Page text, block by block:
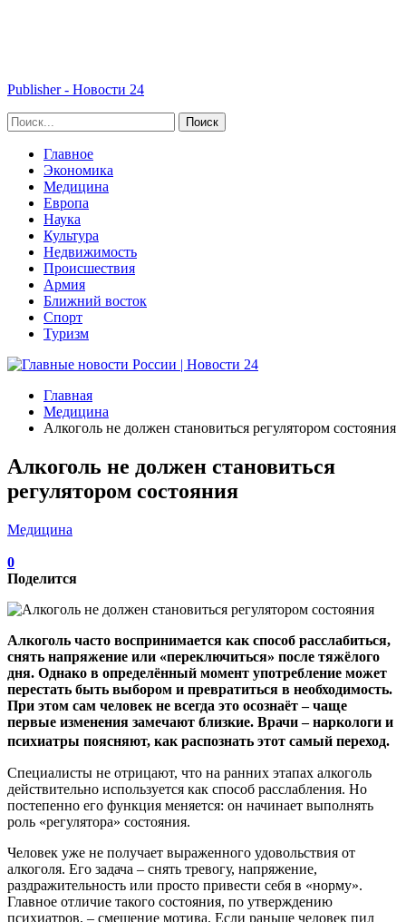
Publisher - Новости 24
Главное
Экономика
Медицина
Европа
Наука
Культура
Недвижимость
Происшествия
Армия
Ближний восток
Спорт
Туризм
Главная
Медицина
Алкоголь не должен становиться регулятором состояния
Алкоголь не должен становиться
регулятором состояния
Медицина
0
Поделится
Алкоголь часто воспринимается как способ расслабиться,
снять напряжение или «переключиться» после тяжёлого
дня. Однако в определённый момент употребление может
перестать быть выбором и превратиться в необходимость.
При этом сам человек не всегда это осознаёт – чаще
первые изменения замечают близкие. Врачи – наркологи и
психиатры поясняют, как распознать этот самый переход.
Специалисты не отрицают, что на ранних этапах алкоголь
действительно используется как способ расслабления. Но
постепенно его функция меняется: он начинает выполнять
роль «регулятора» состояния.
Человек уже не получает выраженного удовольствия от
алкоголя. Его задача – снять тревогу, напряжение,
раздражительность или просто привести себя в «норму».
Главное отличие такого состояния, по утверждению
психиатров, – смещение мотива. Если раньше человек пил